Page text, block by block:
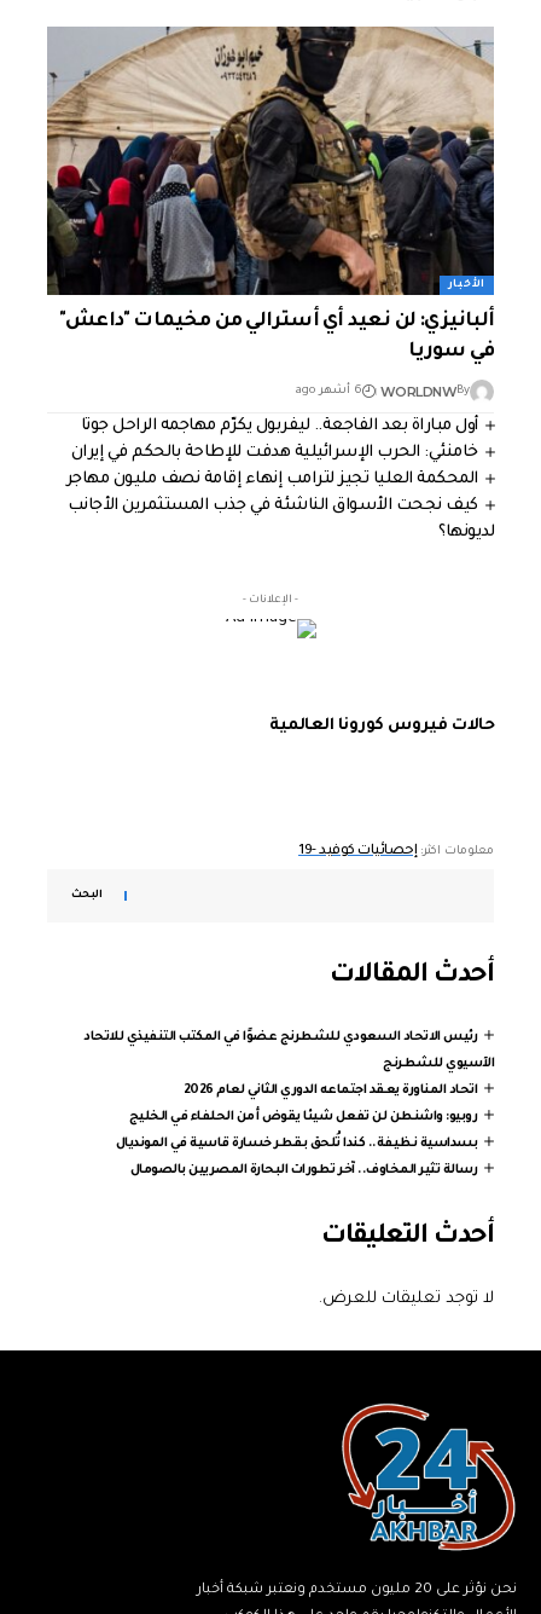
الأخبار
ألبانيزي: لن نعيد أي أسترالي من مخيمات "داعش"
في سوريا
By
WORLDNW 6 أشهر ago
أول مباراة بعد الفاجعة.. ليفربول يكرّم مهاجمه الراحل جوتا
خامنئي: الحرب الإسرائيلية هدفت للإطاحة بالحكم في إيران
المحكمة العليا تجيز لترامب إنهاء إقامة نصف مليون مهاجر
كيف نجحت الأسواق الناشئة في جذب المستثمرين الأجانب
لديونها؟
- الإعلانات -
حالات فيروس كورونا العالمية
معلومات اكثر:إحصائيات كوفيد -19
البحث
أحدث المقالات
رئيس الاتحاد السعودي للشطرنج عضوًا في المكتب التنفيذي للاتحاد
الآسيوي للشطرنج
اتحاد المناورة يعقد اجتماعه الدوري الثاني لعام 2026
روبيو: واشنطن لن تفعل شيئا يقوض أمن الحلفاء في الخليج
بسداسية نظيفة.. كندا تُلحق بقطر خسارة قاسية في المونديال
رسالة تثير المخاوف.. آخر تطورات البحارة المصريين بالصومال
أحدث التعليقات
لا توجد تعليقات للعرض.
نحن نؤثر على 20 مليون مستخدم ونعتبر شبكة أخبار